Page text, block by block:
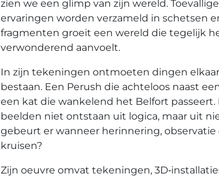
zien we een glimp van zijn wereld.
ervaringen worden verzameld in schetsen
fragmenten groeit een wereld die tegelijk
verwonderend aanvoelt.
In zijn tekeningen ontmoeten dingen
bestaan. Een Perush die achteloos naast
een kat die wankelend het Belfort passeert.
beelden niet ontstaan uit logica, maar uit
gebeurt er wanneer herinnering,
kruisen?
Zijn oeuvre omvat tekeningen,